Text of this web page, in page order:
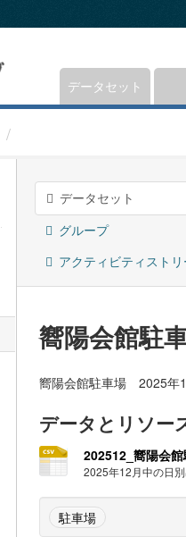
データセット
データセット
グループ
アクティビティスト
嚮陽会館駐
嚮陽会館駐車場 2025年
データとリソー
202512_嚮陽会
2025年12月中の日
駐車場